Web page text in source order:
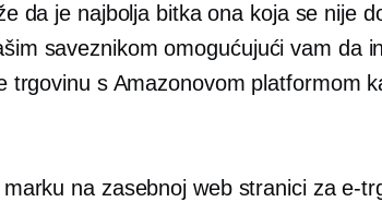
da je najbolja bitka ona koja se nije
saveznikom omogućujući vam da
trgovinu s Amazonovom platformom
na zasebnoj web stranici za e-